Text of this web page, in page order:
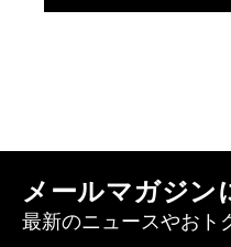
メールマガジン
最新のニュースやおト